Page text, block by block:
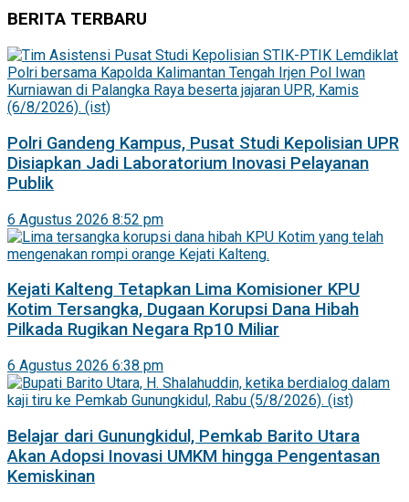
BERITA TERBARU
Polri Gandeng Kampus, Pusat Studi Kepolisian UPR
Disiapkan Jadi Laboratorium Inovasi Pelayanan
Publik
6 Agustus 2026 8:52 pm
Kejati Kalteng Tetapkan Lima Komisioner KPU
Kotim Tersangka, Dugaan Korupsi Dana Hibah
Pilkada Rugikan Negara Rp10 Miliar
6 Agustus 2026 6:38 pm
Belajar dari Gunungkidul, Pemkab Barito Utara
Akan Adopsi Inovasi UMKM hingga Pengentasan
Kemiskinan